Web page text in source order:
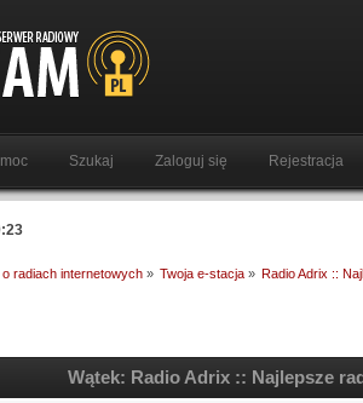
Szukaj Zaloguj się Rejestracja
radiach internetowych» Twoja e-stacja» Radio Adrix ::
Wątek: Radio Adrix :: Najlepsze